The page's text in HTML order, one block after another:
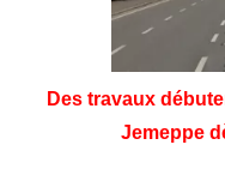
Des travaux
Jemeppe